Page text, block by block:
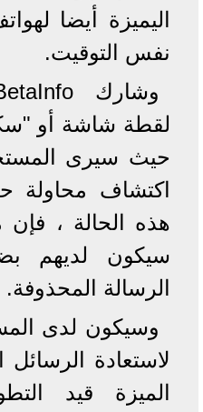
اليميزة أيضا
نفس التوقيت.
لقطة شاشة أو
حيث سيرى
اكتشاف
هذه الحالة ،
سيكون لديهم
الرسالة المحذوفة.
وسيكون لدى
لاستعادة
الميزة قيد